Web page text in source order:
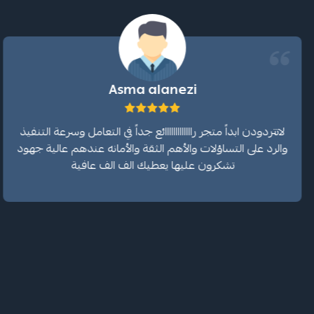
Asma alanezi
لاتتردودن ابداً متجر رااااااااااااائع جداً في التعامل وسرعة التنفيذ
والرد على التساؤلات والأهم الثقة والأمانه عندهم عالية جهود
تشكرون عليها يعطيك الف الف عافية